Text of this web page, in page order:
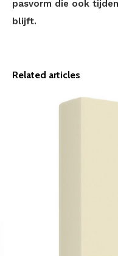
pasvorm die ook
blijft.
Related articles